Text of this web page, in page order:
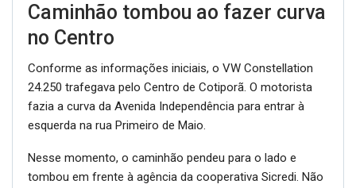
Caminhão tombou ao fazer curva
no Centro
Conforme as informações iniciais, o VW Constellation
24.250 trafegava pelo Centro de Cotiporã. O motorista
fazia a curva da Avenida Independência para entrar à
esquerda na rua Primeiro de Maio.
Nesse momento, o caminhão pendeu para o lado e
tombou em frente à agência da cooperativa Sicredi. Não